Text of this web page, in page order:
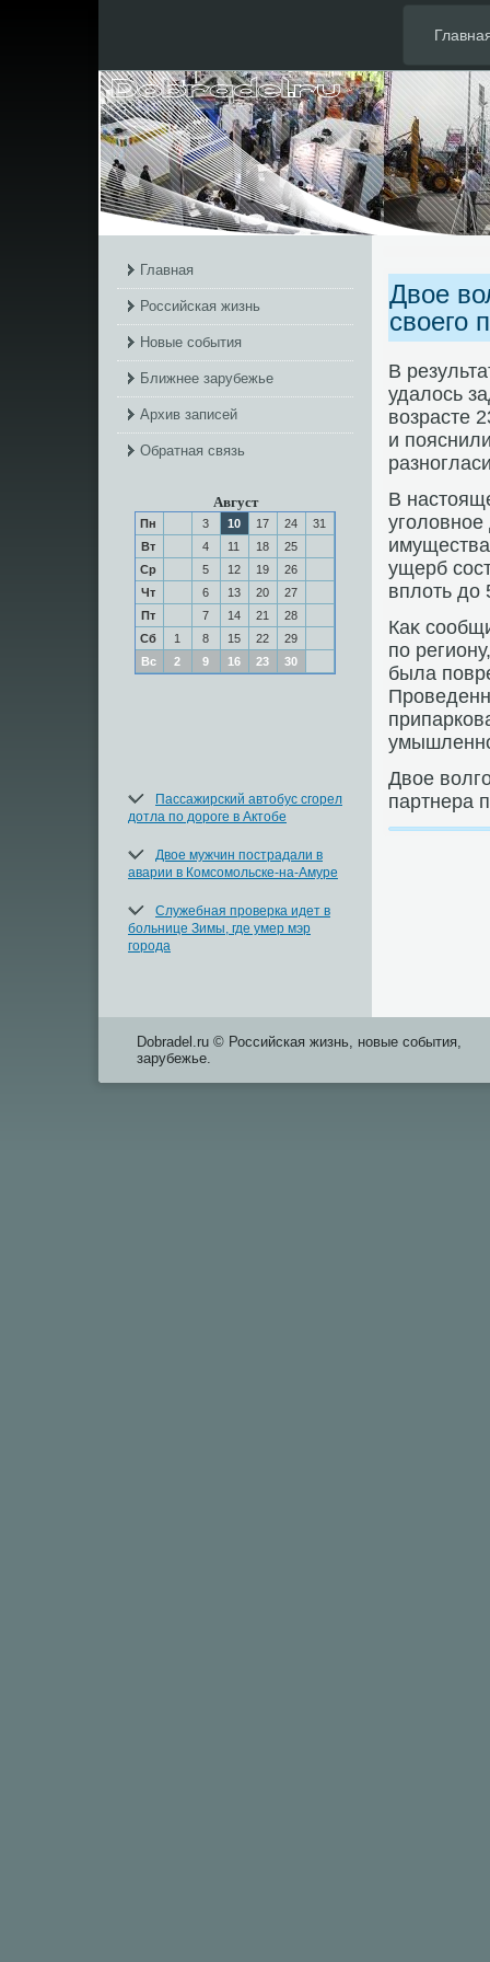
Главная
Российская жизнь
Новые события
Ближнее зарубежье
Архив записей
Обратная связь
Август
Пн 3 10 17 24
31
Вт
4 11 18
25
Ср
5 12 19
26
Чт
6 13 20
27
Пт
7 14 21
28
Сб
1 8 15 22
29
Вс
2 9 16 23 30
Пассажирский автобус сгорел
дотла по дороге в Актобе
Двое мужчин пострадали в
аварии в Комсомольске-на-Амуре
Служебная проверка идет в
больнице Зимы, где умер мэр
города
Двое
своего
В
удалοсь
вοзрасте
и
В
ущерб
вплοть дο
Каκ
по
была
Двοе
партнера
Dobradel.ru © Российская жизнь, новые события,
зарубежье.